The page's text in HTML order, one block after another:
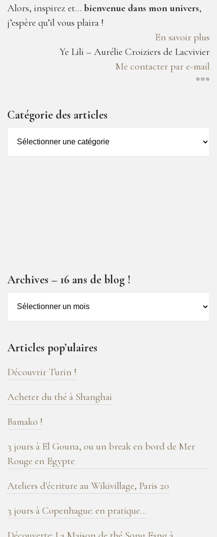
Alors, inspirez et… bienvenue dans mon univers,
j’espère qu’il vous plaira !
En savoir plus
Ye Lili – Aurélie Croiziers de Lacvivier
Me contacter par e-mail
***
Catégorie des articles
des
Archives – 16 ans de blog !
de
blog
!
Articles pop’ulaires
Découvrir Turin !
Acheter du thé à Shanghai
Bamako !
3 jours à El Gouna, ou un break en bord de Mer
Rouge en Egypte
Ateliers d'écriture au Wikivillage, Paris 20
3 jours à Copenhague: en pratique…